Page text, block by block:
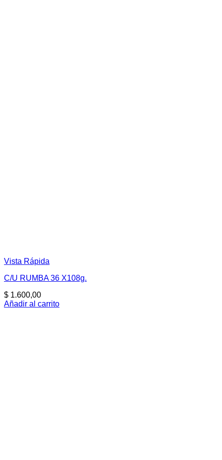
Vista Rápida
C/U RUMBA 36 X108g.
$ 1.600,00
Añadir al carrito